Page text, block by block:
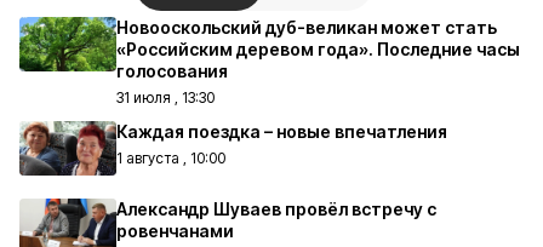
Новооскольский дуб-великан может стать
«Российским деревом года». Последние часы
голосования
31 июля , 13:30
Каждая поездка – новые впечатления
1 августа , 10:00
Александр Шуваев провёл встречу с
ровенчанами